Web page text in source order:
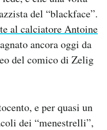
del “blackface”.
al calciatore Antoine
ancora oggi da
del comico di Zelig
e per quasi un
dei “menestrelli”,